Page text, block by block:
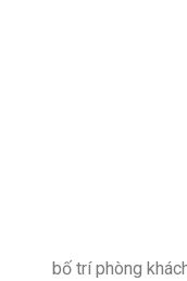
bố trí phòng